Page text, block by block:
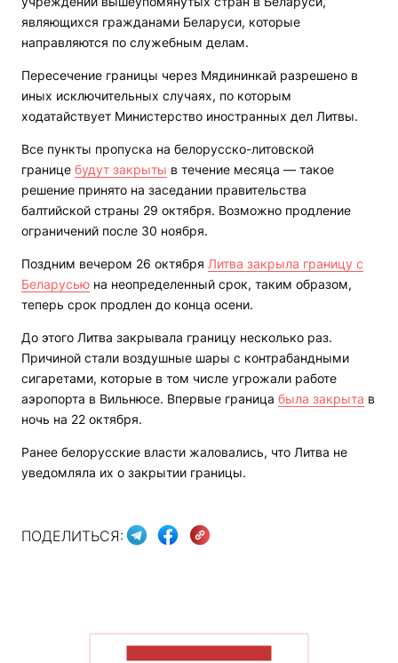
являющихся гражданами Беларуси, которые
направляются по служебным делам.
Пересечение границы через Мядининкай разрешено в
иных исключительных случаях, по которым
ходатайствует Министерство иностранных дел Литвы.
Все пункты пропуска на белорусско-литовской
границе будут закрыты в течение месяца — такое
решение принято на заседании правительства
балтийской страны 29 октября. Возможно продление
ограничений после 30 ноября.
Поздним вечером 26 октября Литва закрыла границу с
Беларусью на неопределенный срок, таким образом,
теперь срок продлен до конца осени.
До этого Литва закрывала границу несколько раз.
Причиной стали воздушные шары с контрабандными
сигаретами, которые в том числе угрожали работе
аэропорта в Вильнюсе. Впервые граница была закрыта в
ночь на 22 октября.
Ранее белорусские власти жаловались, что Литва не
уведомляла их о закрытии границы.
ПОДЕЛИТЬСЯ: